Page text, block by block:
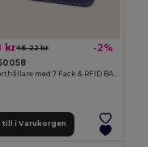
kr46.22 kr -2%
till i Varukorgen